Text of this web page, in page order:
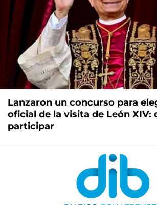
Lanzaron un concurso para
oficial de la visita de León XIV:
participar